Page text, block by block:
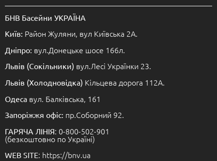
БНВ Басейни УКРАЇНА
Київ: Район Жуляни, вул Київська 2А.
Дніпро: вул.Донецьке шосе 166л.
Львів (Сокільники) вул.Лесі Українки 23.
Львів (Холодновідка) Кільцева дорога 112А.
Одеса вул. Балківська, 161
Запоріжжя офіс: пр.Соборний 92.
ГАРЯЧА ЛІНІЯ: 0-800-502-901
(безкоштовно по Україні)
WEB SITE: https://bnv.ua